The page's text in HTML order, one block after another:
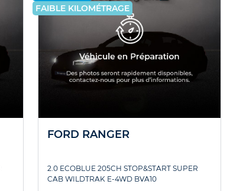
FAIBLE KILOMÉTRAGE
FORD RANGER
2.0 ECOBLUE 205CH STOP&START SUPER
CAB WILDTRAK E-4WD BVA10